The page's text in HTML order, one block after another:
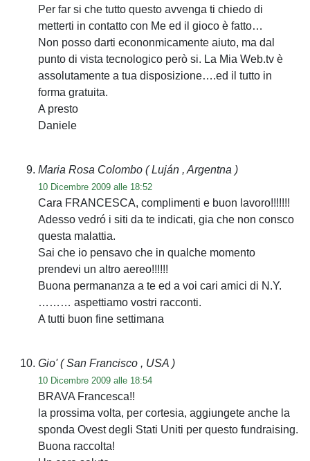
Per far si che tutto questo avvenga ti chiedo di
metterti in contatto con Me ed il gioco è fatto…
Non posso darti econonmicamente aiuto, ma dal
punto di vista tecnologico però si. La Mia Web.tv è
assolutamente a tua disposizione….ed il tutto in
forma gratuita.
A presto
Daniele
Maria Rosa Colombo ( Luján , Argentna )
10 Dicembre 2009 alle 18:52
Cara FRANCESCA, complimenti e buon lavoro!!!!!!!
Adesso vedró i siti da te indicati, gia che non consco
questa malattia.
Sai che io pensavo che in qualche momento
prendevi un altro aereo!!!!!!
Buona permananza a te ed a voi cari amici di N.Y.
……… aspettiamo vostri racconti.
A tutti buon fine settimana
Gio'( San Francisco , USA )
10 Dicembre 2009 alle 18:54
BRAVA Francesca!!
la prossima volta, per cortesia, aggiungete anche la
sponda Ovest degli Stati Uniti per questo fundraising.
Buona raccolta!